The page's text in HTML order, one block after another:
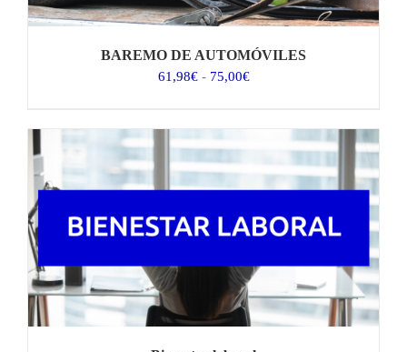
BAREMO DE AUTOMÓVILES
61,98€ - 75,00€Rango
hasta